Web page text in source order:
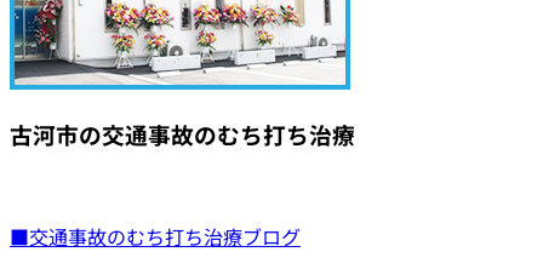
古河市の交通事故のむち打ち治療
■交通事故のむち打ち治療ブログ